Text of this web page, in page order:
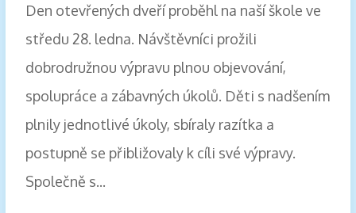
Den otevřených dveří proběhl na naší škole ve
středu 28. ledna. Návštěvníci prožili
dobrodružnou výpravu plnou objevování,
spolupráce a zábavných úkolů. Děti s nadšením
plnily jednotlivé úkoly, sbíraly razítka a
postupně se přibližovaly k cíli své výpravy.
Společně s...